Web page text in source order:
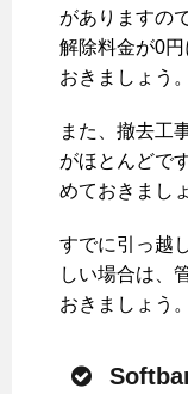
がありますの
解除料金が0
おきましょう。
また、撤去工
がほとんどで
めておきまし
すでに引っ越
しい場合は、
おきましょう。